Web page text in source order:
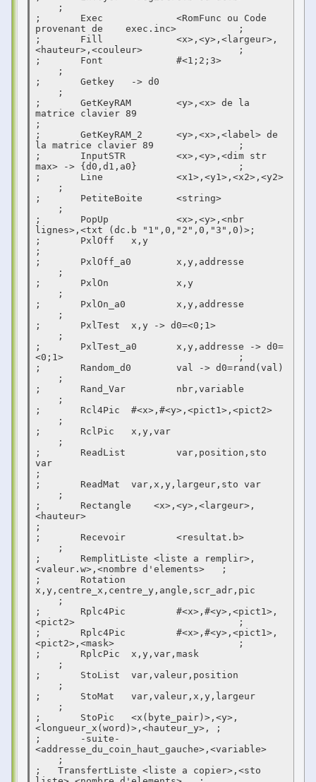
    ;
;	Exec		 <RomFunc ou Code
provenant de	exec.inc>	    ;
;	Fill		 <x>,<y>,<largeur>,
<hauteur>,<couleur>		    ;
;	Font		 #<1;2;3>
    ;
;	Getkey	 -> d0
    ;
;	GetKeyRAM	 <y>,<x> de la
matrice clavier 89
;
;	GetKeyRAM_2	 <y>,<x>,<label> de
la matrice clavier 89		    ;
;	InputSTR	 <x>,<y>,<dim str
max> -> {d0,d1,a0}		    ;
;	Line		 <x1>,<y1>,<x2>,<y2>
    ;
;	PetiteBoite	 <string>
    ;
;	PopUp		 <x>,<y>,<nbr
lignes>,<txt (dc.b "1",0,"2",0,"3",0)>;
;	PxlOff	 x,y
;
;	PxlOff_a0	 x,y,addresse
    ;
;	PxlOn		 x,y
    ;
;	PxlOn_a0	 x,y,addresse
    ;
;	PxlTest	 x,y -> d0=<0;1>
    ;
;	PxlTest_a0	 x,y,addresse -> d0=
<0;1>				    ;
;	Random_d0	 val -> d0=rand(val)
    ;
;	Rand_Var	 nbr,variable
    ;
;	Rcl4Pic	 #<x>,#<y>,<pict1>,<pict2>
    ;
;	RclPic 	 x,y,var
    ;
;	ReadList	 var,position,sto
var
;
;	ReadMat	 var,x,y,largeur,sto var
    ;
;	Rectangle    <x>,<y>,<largeur>,
<hauteur>
;
;	Recevoir	 <resultat.b>
    ;
;	RemplitListe <liste a remplir>,
<valeur.w>,<nombre d'elements>   ;
;	Rotation
x,y,centre_x,centre_y,angle,scr_adr,pic
    ;
;	Rplc4Pic	 #<x>,#<y>,<pict1>,
<pict2>				    ;
;	Rplc4Pic	 #<x>,#<y>,<pict1>,
<pict2>,<mask>			    ;
;	RplcPic	 x,y,var,mask
    ;
;	StoList	 var,valeur,position
    ;
;	StoMat	 var,valeur,x,y,largeur
    ;
;	StoPic	 <x(byte_pair)>,<y>,
<longueur_x(word)>,<hauteur_y>, ;
;	-suite-
<addresse_du_coin_haut_gauche>,<variable>
    ;
;   TransfertListe <liste a copier>,<sto